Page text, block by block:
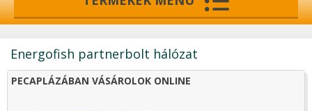
Energofish partnerbolt hálózat
PECAPLÁZÁBAN VÁSÁROLOK ONLINE